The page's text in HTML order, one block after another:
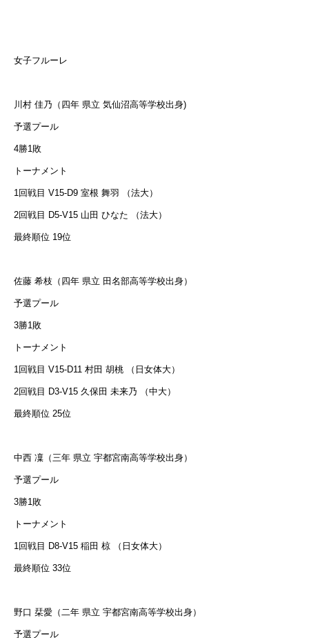
女子フルーレ
川村 佳乃（四年 県立 気仙沼高等学校出身)
予選プール
4勝1敗
トーナメント
1回戦目 V15-D9 室根 舞羽 （法大）
2回戦目 D5-V15 山田 ひなた （法大）
最終順位 19位
佐藤 希枝（四年 県立 田名部高等学校出身）
予選プール
3勝1敗
トーナメント
1回戦目 V15-D11 村田 胡桃 （日女体大）
2回戦目 D3-V15 久保田 未来乃 （中大）
最終順位 25位
中西 凜（三年 県立 宇都宮南高等学校出身）
予選プール
3勝1敗
トーナメント
1回戦目 D8-V15 稲田 椋 （日女体大）
最終順位 33位
野口 栞愛（二年 県立 宇都宮南高等学校出身）
予選プール